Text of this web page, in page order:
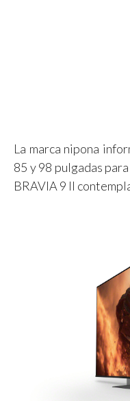
La marca nipona
85 y 98 pulgadas
BRAVIA 9 II